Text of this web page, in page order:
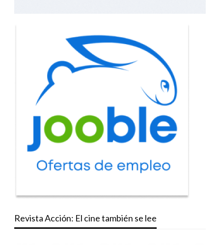
Revista Acción: El cine también se lee